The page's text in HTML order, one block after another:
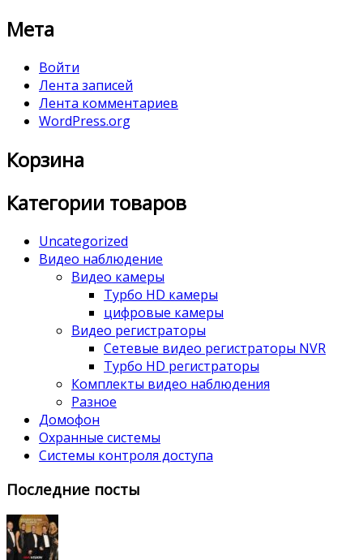
Мета
Войти
Лента записей
Лента комментариев
WordPress.org
Корзина
Категории товаров
Uncategorized
Видео наблюдение
Видео камеры
Турбо HD камеры
цифровые камеры
Видео регистраторы
Сетевые видео регистраторы NVR
Турбо HD регистраторы
Комплекты видео наблюдения
Разное
Домофон
Охранные системы
Системы контроля доступа
Последние посты